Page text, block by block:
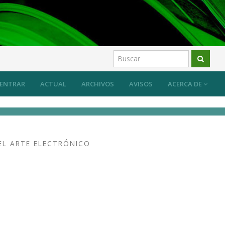
ACTUAL ARCHIVOS AVISOS ACERCA DE
ENTRAR
desplazamientos Artículos
ARTE ELECTRÓNICO